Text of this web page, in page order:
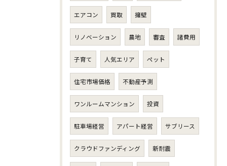
エアコン 買取 擁壁
リノベーション 農地 審査 諸費用
子育て 人気エリア ペット
住宅市場価格 不動産予測
ワンルームマンション 投資
駐車場経営 アパート経営 サブリース
クラウドファンディング 新耐震